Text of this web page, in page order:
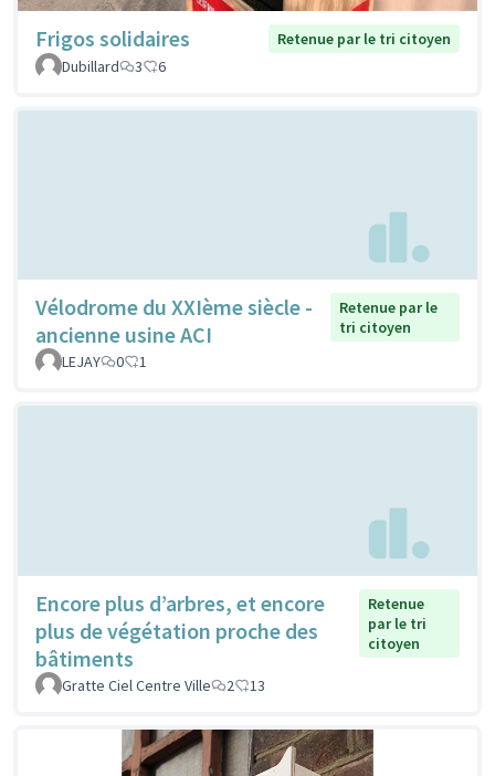
Frigos solidaires
Retenue par le tri citoyen
Dubillard
3 6
Vélodrome du XXIème siècle -
ancienne usine ACI
Retenue par le
tri citoyen
LEJAY
0 1
Encore plus d’arbres, et encore
plus de végétation proche des
bâtiments
Retenue
par le tri
citoyen
Gratte Ciel Centre Ville 2 13